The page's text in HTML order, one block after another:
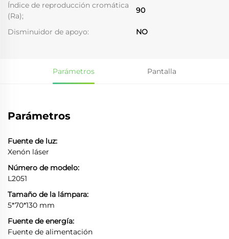
Índice de reproducción cromática
(Ra);
90
Disminuidor de apoyo: NO
Parámetros Pantalla
Parámetros
Fuente de luz:
Xenón láser
Número de modelo:
L2051
Tamaño de la lámpara:
5*70*130 mm
Fuente de energía:
Fuente de alimentación